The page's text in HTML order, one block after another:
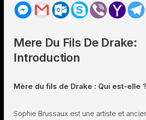
Mere Du Fils De Drake:
Introduction
Mère du fils de Drake : Qui est-elle ?
Sophie Brussaux est une artiste et